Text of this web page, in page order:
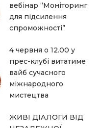
вебінар “Моніторинг
для підсилення
спроможності”
4 червня о 12.00 у
прес-клубі витатиме
вайб сучасного
міжнародного
мистецтва
ЖИВІ ДІАЛОГИ ВІД